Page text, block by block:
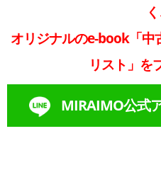
く
オリジナルのe-book「中
リスト」を
MIRAIMO公式